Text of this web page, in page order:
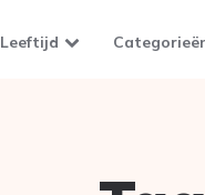
Leeftijd